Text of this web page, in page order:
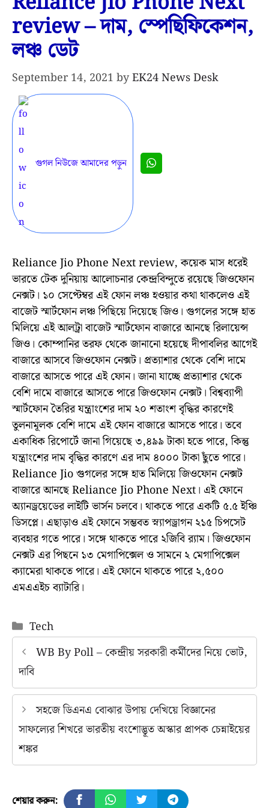
review – দাম, স্পেছিফিকেশন,
লঞ্চ ডেট
September 14, 2021 byEK24 News Desk
গুগল নিউজে আমাদের পড়ুন
Reliance Jio Phone Next review, কয়েক মাস ধরেই
ভারতে টেক দুনিয়ায় আলোচনার কেন্দ্রবিন্দুতে রয়েছে জিওফোন
নেক্সট। ১০ সেপ্টেম্বর এই ফোন লঞ্চ হওয়ার কথা থাকলেও এই
বাজেট স্মার্টফোন লঞ্চ পিছিয়ে দিয়েছে জিও। গুগলের সঙ্গে হাত
মিলিয়ে এই আলট্রা বাজেট স্মার্টফোন বাজারে আনছে রিলায়েন্স
জিও। কোম্পানির তরফ থেকে জানানো হয়েছে দীপাবলির আগেই
বাজারে আসবে জিওফোন নেক্সট। প্রত্যাশার থেকে বেশি দামে
বাজারে আসতে পারে এই ফোন। জানা যাচ্ছে প্রত্যাশার থেকে
বেশি দামে বাজারে আসতে পারে জিওফোন নেক্সট। বিশ্বব্যাপী
স্মার্টফোন তৈরির যন্ত্রাংশের দাম ২০ শতাংশ বৃদ্ধির কারণেই
তুলনামূলক বেশি দামে এই ফোন বাজারে আসতে পারে। তবে
একাধিক রিপোর্টে জানা গিয়েছে ৩,৪৯৯ টাকা হতে পারে, কিন্তু
যন্ত্রাংশের দাম বৃদ্ধির কারণে এর দাম ৪০০০ টাকা ছুঁতে পারে।
Reliance Jio গুগলের সঙ্গে হাত মিলিয়ে জিওফোন নেক্সট
বাজারে আনছে Reliance Jio Phone Next। এই ফোনে
অ্যানড্রয়েডের লাইটি ভার্সন চলবে। থাকতে পারে একটি ৫.৫ ইঞ্চি
ডিসপ্লে। এছাড়াও এই ফোনে সম্ভবত স্ন্যাপড্রাগন ২১৫ চিপসেট
ব্যবহার গতে পারে। সঙ্গে থাকতে পারে ২জিবি র‍্যাম। জিওফোন
নেক্সট এর পিছনে ১৩ মেগাপিক্সেল ও সামনে ২ মেগাপিক্সেল
ক্যামেরা থাকতে পারে। এই ফোনে থাকতে পারে ২,৫০০
এমএএইচ ব্যাটারি।
Categories
Tech
WB By Poll – কেন্দ্রীয় সরকারী কর্মীদের নিয়ে ভোট,
দাবি
সহজে ডিএনএ বোঝার উপায় দেখিয়ে বিজ্ঞানের
সাফল্যের শিখরে ভারতীয় বংশোদ্ভূত অস্কার প্রাপক চেন্নাইয়ের
শঙ্কর
শেয়ার করুন: